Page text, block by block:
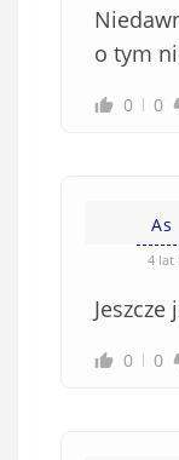
o tym
0 0
As
4 lat
0 0